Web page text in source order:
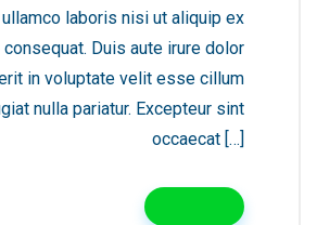
laboris nisi ut aliquip ex
Duis aute irure dolor
in voluptate velit esse cillum
nulla pariatur. Excepteur sint
occaecat […]